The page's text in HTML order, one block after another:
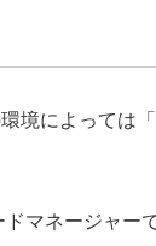
境によっては
マネージャー